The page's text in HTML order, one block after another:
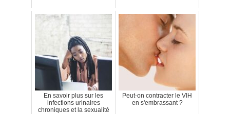
En savoir plus sur les
infections urinaires
chroniques et la sexualité
Peut-on contracter le VIH
en s'embrassant ?